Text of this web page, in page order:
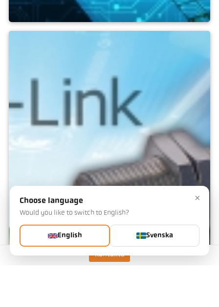
Kontakta
Programvarulösningar
×
Choose language
Would you like to switch to English?
English Svenska